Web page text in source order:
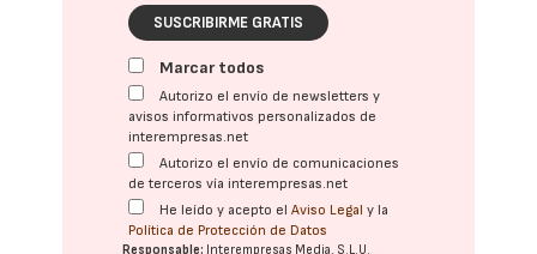
SUSCRIBIRME GRATIS
Marcar todos
Autorizo el envío de newsletters y
avisos informativos personalizados de
interempresas.net
Autorizo el envío de comunicaciones
de terceros vía interempresas.net
He leído y acepto elAviso Legal y la
Política de Protección de Datos
Responsable: Interempresas Media, S.L.U.